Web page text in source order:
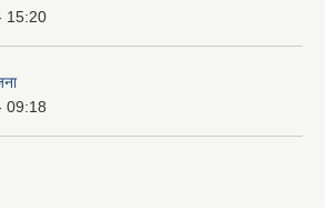
15:20
09:18